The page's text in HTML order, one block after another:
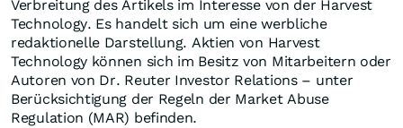
Verbreitung des Artikels im Interesse von der Harvest
Technology. Es handelt sich um eine werbliche
redaktionelle Darstellung. Aktien von Harvest
Technology können sich im Besitz von Mitarbeitern oder
Autoren von Dr. Reuter Investor Relations – unter
Berücksichtigung der Regeln der Market Abuse
Regulation (MAR) befinden.